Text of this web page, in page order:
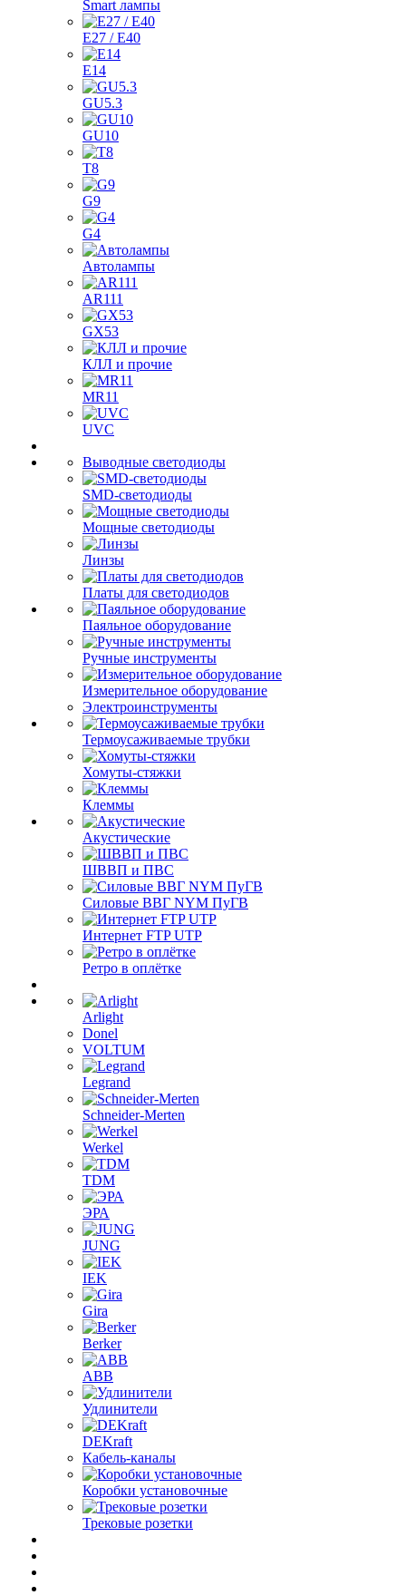
Smart лампы
E27 / E40
E14
GU5.3
GU10
T8
G9
G4
Автолампы
AR111
GX53
КЛЛ и прочие
MR11
UVC
Выводные светодиоды
SMD-светодиоды
Мощные светодиоды
Линзы
Платы для светодиодов
Паяльное оборудование
Ручные инструменты
Измерительное оборудование
Электроинструменты
Термоусаживаемые трубки
Хомуты-стяжки
Клеммы
Акустические
ШВВП и ПВС
Силовые ВВГ NYM ПуГВ
Интернет FTP UTP
Ретро в оплётке
Arlight
Donel
VOLTUM
Legrand
Schneider-Merten
Werkel
TDM
ЭРА
JUNG
IEK
Gira
Berker
ABB
Удлинители
DEKraft
Кабель-каналы
Коробки установочные
Трековые розетки